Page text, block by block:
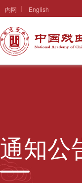
内网 English
通知公